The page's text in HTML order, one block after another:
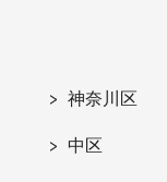
神奈川区
中区